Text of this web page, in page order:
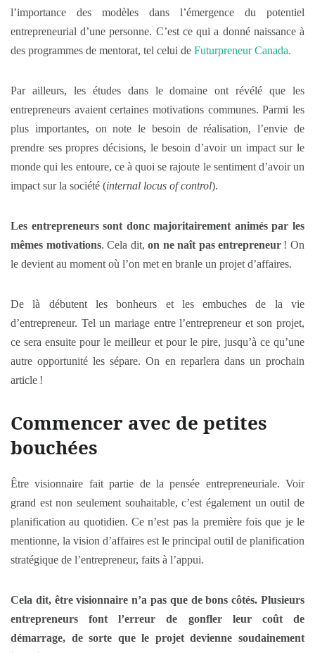
l’importance des modèles dans l’émergence du potentiel
entrepreneurial d’une personne. C’est ce qui a donné naissance à
des programmes de mentorat, tel celui de Futurpreneur Canada.
Par ailleurs, les études dans le domaine ont révélé que les
entrepreneurs avaient certaines motivations communes. Parmi les
plus importantes, on note le besoin de réalisation, l’envie de
prendre ses propres décisions, le besoin d’avoir un impact sur le
monde qui les entoure, ce à quoi se rajoute le sentiment d’avoir un
impact sur la société (internal locus of control).
Les entrepreneurs sont donc majoritairement animés par les
mêmes motivations. Cela dit,on ne naît pas entrepreneur ! On
le devient au moment où l’on met en branle un projet d’affaires.
De là débutent les bonheurs et les embuches de la vie
d’entrepreneur. Tel un mariage entre l’entrepreneur et son projet,
ce sera ensuite pour le meilleur et pour le pire, jusqu’à ce qu’une
autre opportunité les sépare. On en reparlera dans un prochain
article !
Commencer avec de petites
bouchées
Être visionnaire fait partie de la pensée entrepreneuriale. Voir
grand est non seulement souhaitable, c’est également un outil de
planification au quotidien. Ce n’est pas la première fois que je le
mentionne, la vision d’affaires est le principal outil de planification
stratégique de l’entrepreneur, faits à l’appui.
Cela dit, être visionnaire n’a pas que de bons côtés. Plusieurs
entrepreneurs font l’erreur de gonfler leur coût de
démarrage, de sorte que le projet devienne soudainement